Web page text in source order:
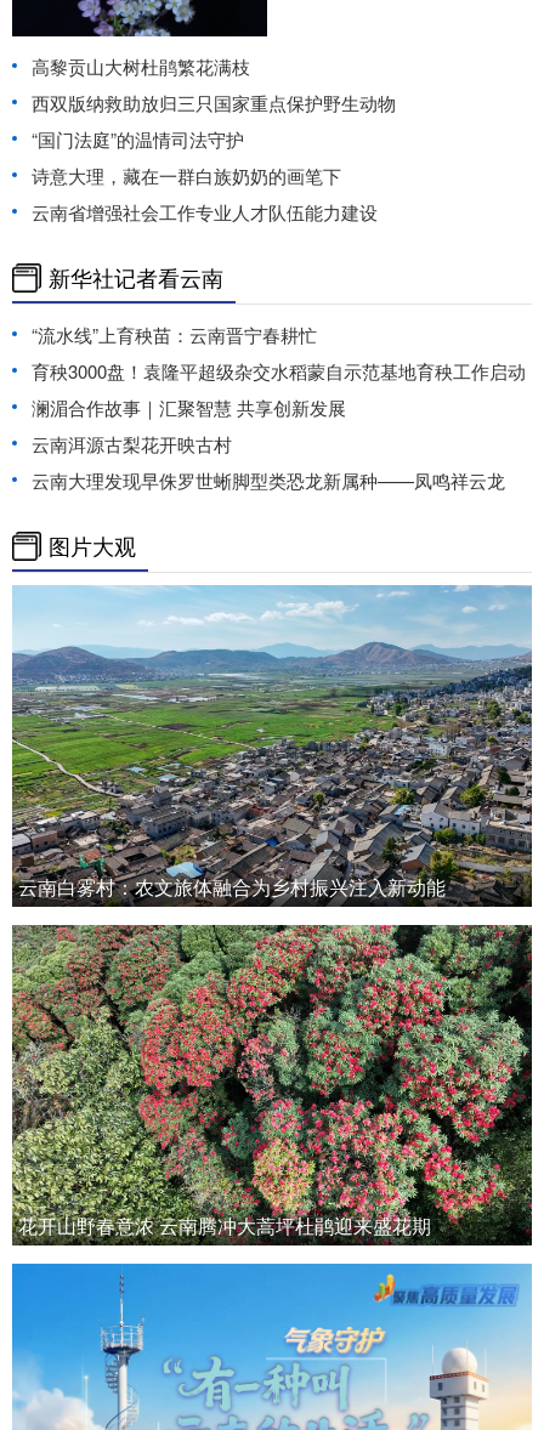
高黎贡山大树杜鹃繁花满枝
西双版纳救助放归三只国家重点保护野生动物
“国门法庭”的温情司法守护
诗意大理，藏在一群白族奶奶的画笔下
云南省增强社会工作专业人才队伍能力建设
新华社记者看云南
“流水线”上育秧苗：云南晋宁春耕忙
育秧3000盘！袁隆平超级杂交水稻蒙自示范基地育秧工作启动
澜湄合作故事｜汇聚智慧 共享创新发展
云南洱源古梨花开映古村
云南大理发现早侏罗世蜥脚型类恐龙新属种——凤鸣祥云龙
图片大观
云南白雾村：农文旅体融合为乡村振兴注入新动能
花开山野春意浓 云南腾冲大蒿坪杜鹃迎来盛花期